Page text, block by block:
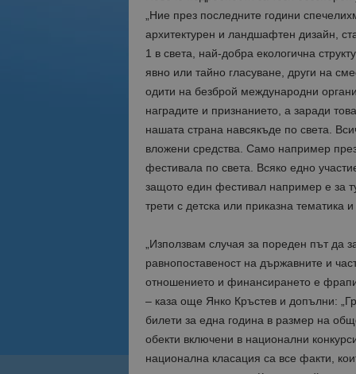
„Ние през последните години
архитектурен и ландшафтен дизайн,
1 в света, най-добра екологична
явно или тайно гласуване, други на
одити на безброй международни
наградите и признанието, а заради
нашата страна навсякъде по света.
вложени средства. Само например
фестивала по света. Всяко едно
защото един фестивал например е за
трети с детска или приказна тематика и
„Използвам случая за пореден път да
равнопоставеност на държавните и
отношението и финансирането е
– каза още Янко Кръстев и допълни:
билети за една година в размер на
обекти включени в национални
национална класация са все факти,